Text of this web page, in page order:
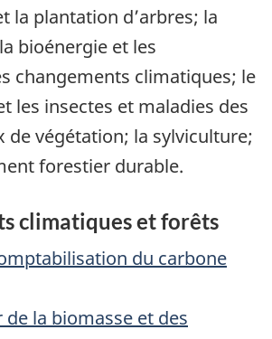
la plantation d’arbres; la
bioénergie et les
changements climatiques; le
les insectes et maladies des
de végétation; la sylviculture;
forestier durable.
climatiques et forêts
du carbone
de la biomasse et des